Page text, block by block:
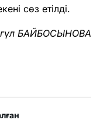
сөз етілді.
БАЙБОСЫНОВА